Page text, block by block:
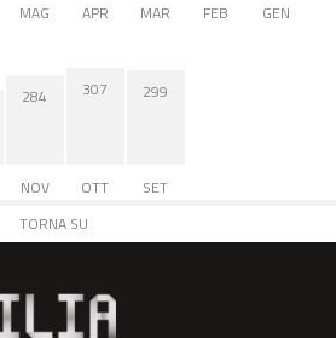
MAG APR MAR FEB GEN
284
NOV
307
OTT
299
SET
TORNA SU